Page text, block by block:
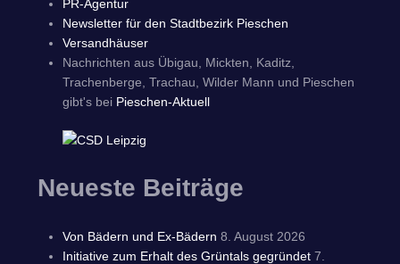
PR-Agentur
Newsletter für den Stadtbezirk Pieschen
Versandhäuser
Nachrichten aus Übigau, Mickten, Kaditz,
Trachenberge, Trachau, Wilder Mann und Pieschen
gibt's bei Pieschen-Aktuell
Neueste Beiträge
Von Bädern und Ex-Bädern 8. August 2026
Initiative zum Erhalt des Grüntals gegründet 7.